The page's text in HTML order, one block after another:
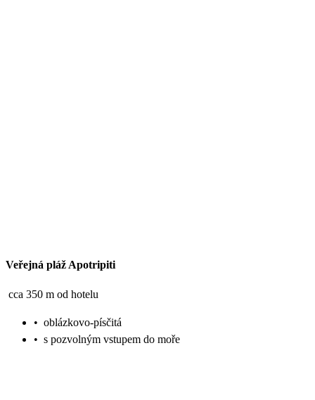
Veřejná pláž Apotripiti
cca 350 m od hotelu
• oblázkovo-písčitá
• s pozvolným vstupem do moře